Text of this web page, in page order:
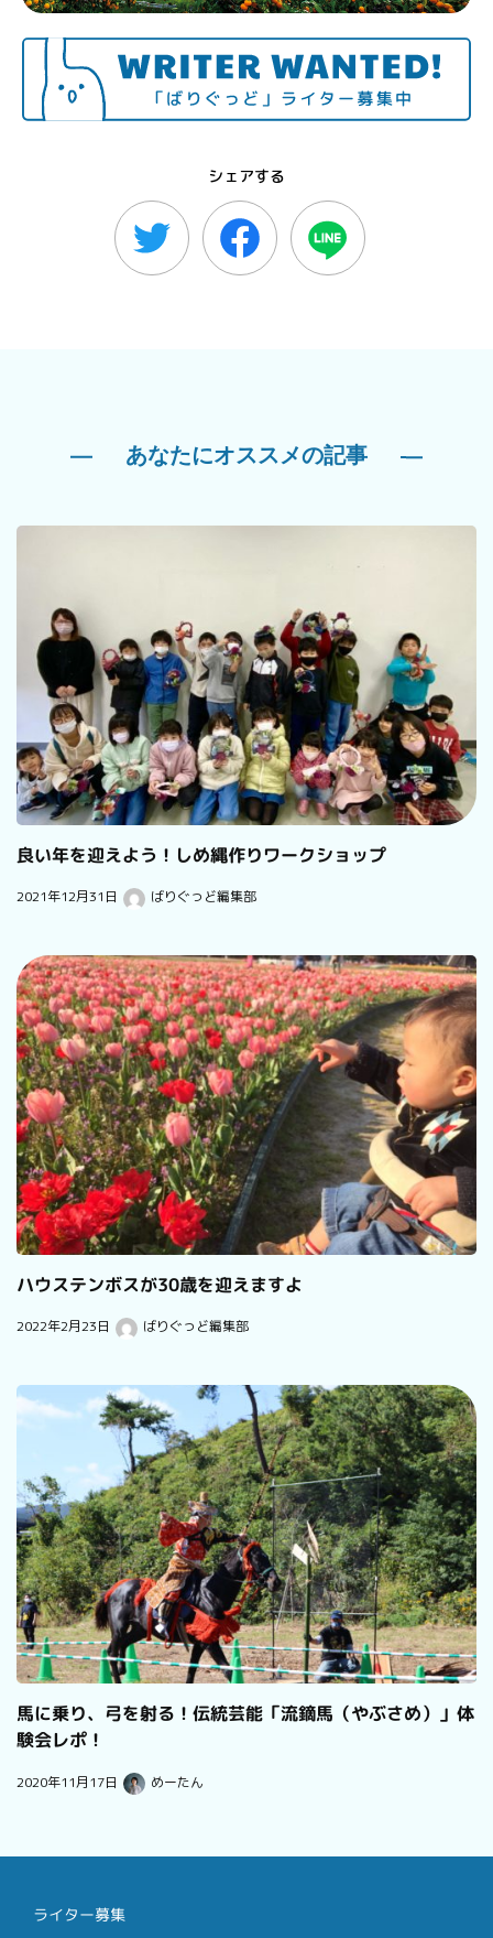
シェアする
あなたにオススメの記事
良い年を迎えよう！しめ縄作りワークショップ
2021年12月31日 ばりぐっど編集部
ハウステンボスが30歳を迎えますよ
2022年2月23日 ばりぐっど編集部
馬に乗り、弓を射る！伝統芸能「流鏑馬（やぶさめ）」体
験会レポ！
2020年11月17日 めーたん
ライター募集